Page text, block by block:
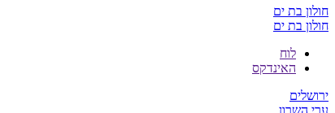
חולון בת ים
חולון בת ים
לוח
האינדקס
ירושלים
ערי השרון